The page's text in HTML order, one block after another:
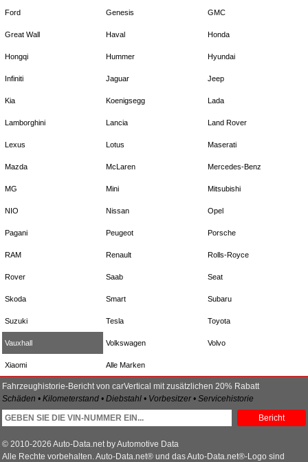
Ford Genesis GMC
Great Wall Haval Honda
Hongqi Hummer Hyundai
Infiniti Jaguar Jeep
Kia Koenigsegg Lada
Lamborghini Lancia Land Rover
Lexus Lotus Maserati
Mazda McLaren Mercedes-Benz
MG Mini Mitsubishi
NIO Nissan Opel
Pagani Peugeot Porsche
RAM Renault Rolls-Royce
Rover Saab Seat
Skoda Smart Subaru
Suzuki Tesla Toyota
Vauxhall Volkswagen Volvo
Xiaomi Alle Marken
Fahrzeughistorie-Bericht von carVertical mit zusätzlichen 20% Rabatt
Schäden • Kilometerstand • Diebstahl • Vorbesitzer • Servicehistorie
Bericht
© 2010-2026 Auto-Data.net by Automotive Data
Alle Rechte vorbehalten. Auto-Data.net® und das Auto-Data.net®-Logo sind